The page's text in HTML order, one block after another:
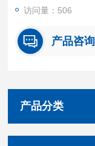
访问量：506
产品咨询
产品分类